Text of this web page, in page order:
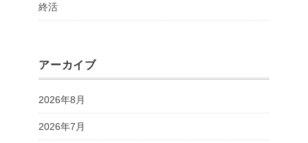
終活
アーカイブ
2026年8月
2026年7月